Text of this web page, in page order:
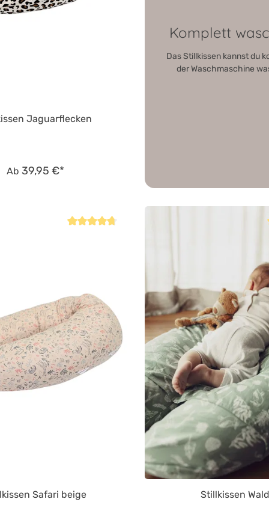
Komplett
Das Stillkissen kannst du
der Waschmaschine
Jaguarflecken
Ab 39,95 €*
Safari beige Stillkissen Wald